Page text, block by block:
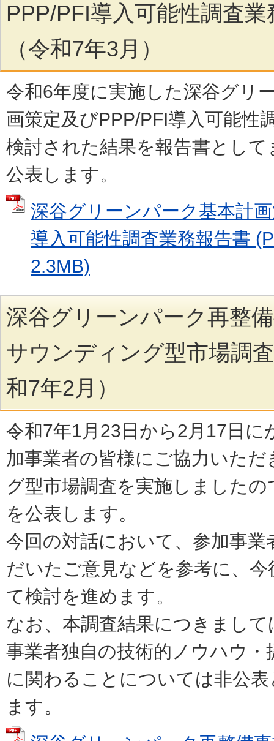
PPP/PFI導入可能性調査
（令和7年3月）
令和6年度に実施した深谷グリ
画策定及びPPP/PFI導入可能性
検討された結果を報告書とし
公表します。
深谷グリーンパーク基本計
導入可能性調査業務報告書
2.3MB)
深谷グリーンパーク再整
サウンディング型市場調
和7年2月）
令和7年1月23日から2月17日に
加事業者の皆様にご協力いた
グ型市場調査を実施しました
を公表します。
今回の対話において、参加事
だいたご意見などを参考に、
て検討を進めます。
なお、本調査結果につきまし
事業者独自の技術的ノウハウ・
に関わることについては非公
ます。